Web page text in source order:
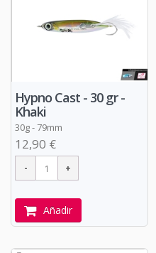
Hypno Cast - 30 gr -
Khaki
30g - 79mm
12,90 €
Añadir